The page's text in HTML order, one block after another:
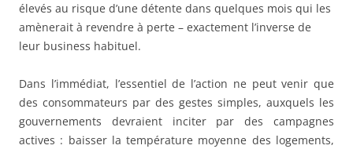
élevés au risque d’une détente dans quelques mois qui les
amènerait à revendre à perte – exactement l’inverse de
leur business habituel.
Dans l’immédiat, l’essentiel de l’action ne peut venir que
des consommateurs par des gestes simples, auxquels les
gouvernements devraient inciter par des campagnes
actives : baisser la température moyenne des logements,